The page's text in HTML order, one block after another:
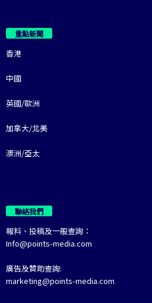
重點新聞
香港
中國
英國/歐洲
加拿大/北美
澳洲/亞太
聯絡我們
報料、投稿及一般查詢：
Info@points-media.com
廣告及贊助查詢:
marketing@points-media.com